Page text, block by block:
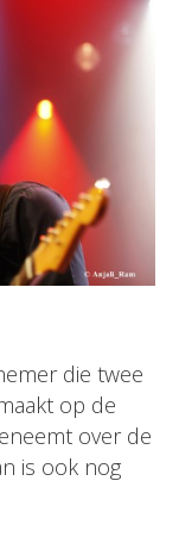
die twee
op de
over de
is ook nog